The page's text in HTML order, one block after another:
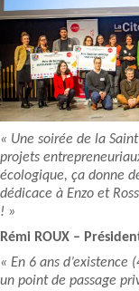
« Une soirée de la
projets
écologique, ça donne
dédicace à Enzo et
! »
Rémi ROUX –
« En 6 ans d’existence
un point de passage